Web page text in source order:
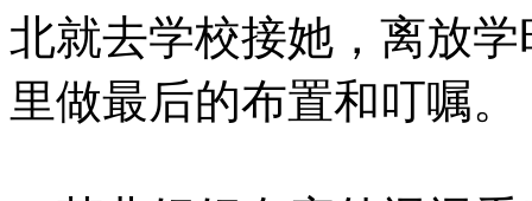
北就去学校接她，离放
里做最后的布置和叮嘱。